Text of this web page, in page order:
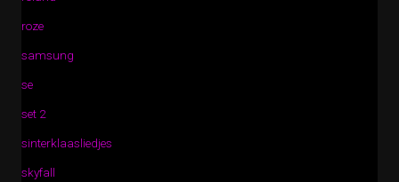
roze
samsung
se
set 2
sinterklaasliedjes
skyfall